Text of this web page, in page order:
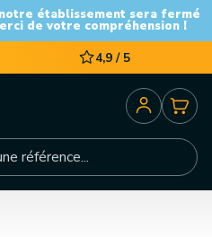
établissement sera fermé
de votre compréhension !
4,9 / 5